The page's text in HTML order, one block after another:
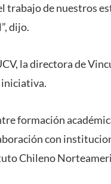
trabajo de nuestros
dijo.
la directora de
formación
con
Chileno